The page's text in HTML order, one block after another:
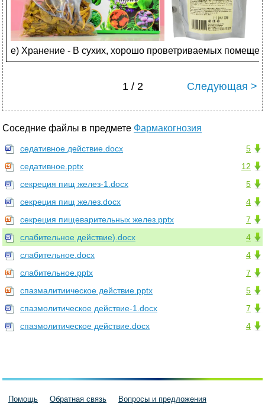
е) Хранение - В сухих, хорошо проветриваемых
1 / 2 Следующая >
Соседние файлы в предмете Фармакогнозия
5
седативное действие.docx
12
седативное.pptx
5
секреция пищ желез-1.docx
4
секреция пищ желез.docx
7
секреция пищеварительных желез.pptx
4
слабительное действие).docx
4
слабительное.docx
7
слабительное.pptx
5
спазмалитиическое действие.pptx
7
спазмолитическое действие-1.docx
4
спазмолитическое действие.docx
Помощь Обратная связь Вопросы и предложения